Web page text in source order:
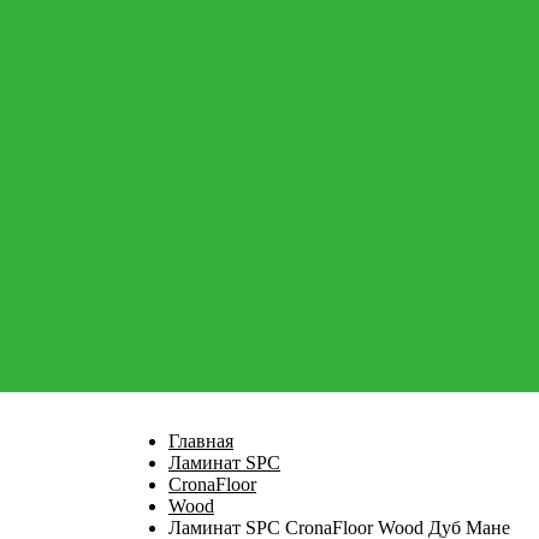
Главная
Ламинат SPC
CronaFloor
Wood
Ламинат SPC CronaFloor Wood Дуб Мане